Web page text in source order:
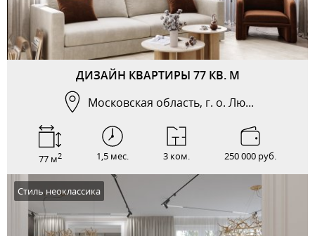
ДИЗАЙН КВАРТИРЫ 77 КВ. М
Московская область, г. о. Лю...
77 м2 1,5 мес. 3 ком. 250 000 руб.
Стиль неоклассика